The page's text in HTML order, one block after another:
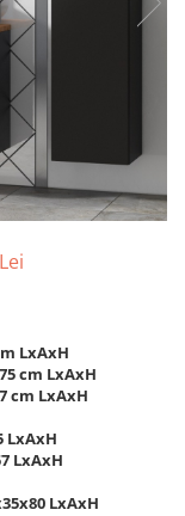
LxAxH
cm LxAxH
cm LxAxH
LxAxH
LxAxH
LxAxH